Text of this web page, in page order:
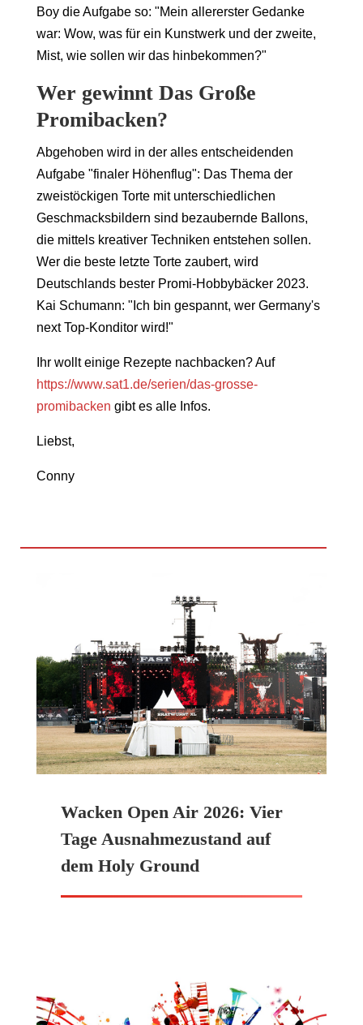
Boy die Aufgabe so: "Mein allererster Gedanke
war: Wow, was für ein Kunstwerk und der zweite,
Mist, wie sollen wir das hinbekommen?"
Wer gewinnt Das Große
Promibacken?
Abgehoben wird in der alles entscheidenden
Aufgabe "finaler Höhenflug": Das Thema der
zweistöckigen Torte mit unterschiedlichen
Geschmacksbildern sind bezaubernde Ballons,
die mittels kreativer Techniken entstehen sollen.
Wer die beste letzte Torte zaubert, wird
Deutschlands bester Promi-Hobbybäcker 2023.
Kai Schumann: "Ich bin gespannt, wer Germany's
next Top-Konditor wird!"
Ihr wollt einige Rezepte nachbacken? Auf
https://www.sat1.de/serien/das-grosse-
promibacken gibt es alle Infos.
Liebst,
Conny
Wacken Open Air 2026: Vier
Tage Ausnahmezustand auf
dem Holy Ground